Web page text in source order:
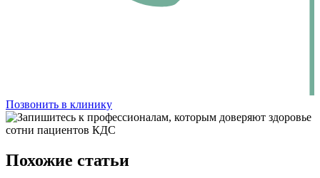
Позвонить в клинику
Похожие статьи